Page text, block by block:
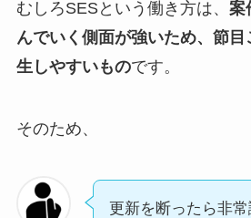
むしろSESという働き方は、 案
んでいく側面が強いため、節
生しやすいものです。
そのため、
更新を断ったら非